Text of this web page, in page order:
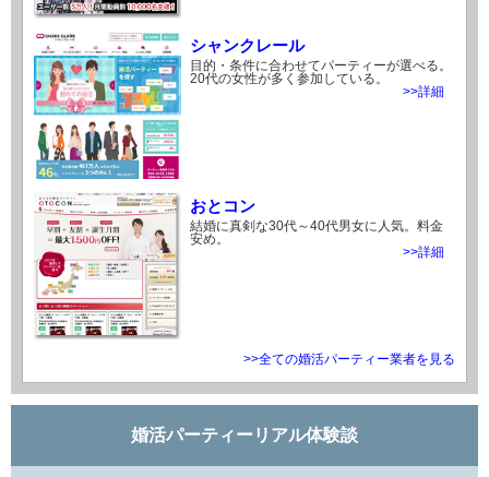
シャンクレール
目的・条件に合わせてパーティーが選べる。
20代の女性が多く参加している。
>>詳細
おとコン
結婚に真剣な30代～40代男女に人気。料金
安め。
>>詳細
>>全ての婚活パーティー業者を見る
婚活パーティーリアル体験談